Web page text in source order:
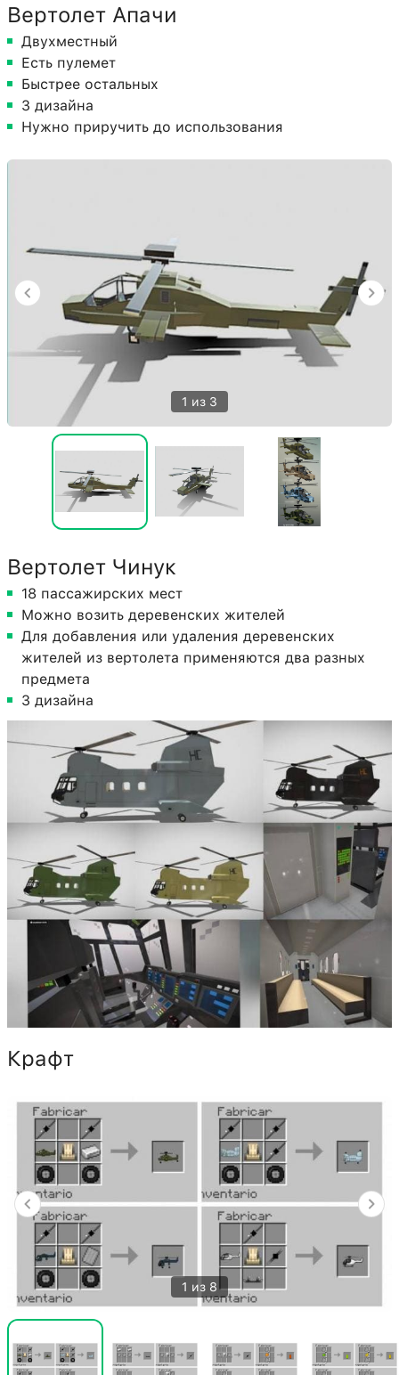
Вертолет Апачи
Двухместный
Есть пулемет
Быстрее остальных
3 дизайна
Нужно приручить до использования
1 из 3
Вертолет Чинук
18 пассажирских мест
Можно возить деревенских жителей
Для добавления или удаления деревенских
жителей из вертолета применяются два разных
предмета
3 дизайна
Крафт
1 из 8